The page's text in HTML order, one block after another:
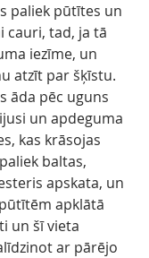
paliek pūtītes un
cauri, tad, ja tā
iezīme, un
atzīt par šķīstu.
āda pēc uguns
un apdeguma
kas krāsojas
baltas,
apskata, un
apklātā
un šī vieta
ar pārējo